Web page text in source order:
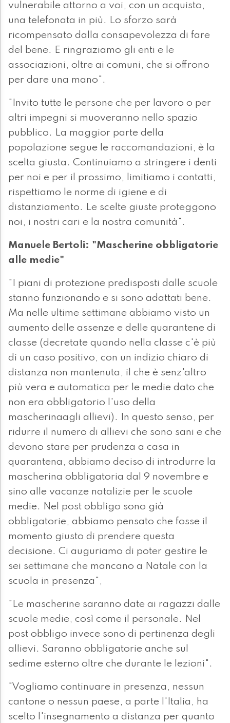
vulnerabile attorno a voi, con un acquisto,
una telefonata in più. Lo sforzo sarà
ricompensato dalla consapevolezza di fare
del bene. E ringraziamo gli enti e le
associazioni, oltre ai comuni, che si offrono
per dare una mano".
"Invito tutte le persone che per lavoro o per
altri impegni si muoveranno nello spazio
pubblico. La maggior parte della
popolazione segue le raccomandazioni, è la
scelta giusta. Continuiamo a stringere i denti
per noi e per il prossimo, limitiamo i contatti,
rispettiamo le norme di igiene e di
distanziamento. Le scelte giuste proteggono
noi, i nostri cari e la nostra comunità".
Manuele Bertoli: "Mascherine obbligatorie
alle medie"
"I piani di protezione predisposti dalle scuole
stanno funzionando e si sono adattati bene.
Ma nelle ultime settimane abbiamo visto un
aumento delle assenze e delle quarantene di
classe (decretate quando nella classe c'è più
di un caso positivo, con un indizio chiaro di
distanza non mantenuta, il che è senz'altro
più vera e automatica per le medie dato che
non era obbligatorio l'uso della
mascherinaagli allievi). In questo senso, per
ridurre il numero di allievi che sono sani e che
devono stare per prudenza a casa in
quarantena, abbiamo deciso di introdurre la
mascherina obbligatoria dal 9 novembre e
sino alle vacanze natalizie per le scuole
medie. Nel post obbligo sono già
obbligatorie, abbiamo pensato che fosse il
momento giusto di prendere questa
decisione. Ci auguriamo di poter gestire le
sei settimane che mancano a Natale con la
scuola in presenza",
"Le mascherine saranno date ai ragazzi dalle
scuole medie, così come il personale. Nel
post obbligo invece sono di pertinenza degli
allievi. Saranno obbligatorie anche sul
sedime esterno oltre che durante le lezioni".
"Vogliamo continuare in presenza, nessun
cantone o nessun paese, a parte l'Italia, ha
scelto l'insegnamento a distanza per quanto